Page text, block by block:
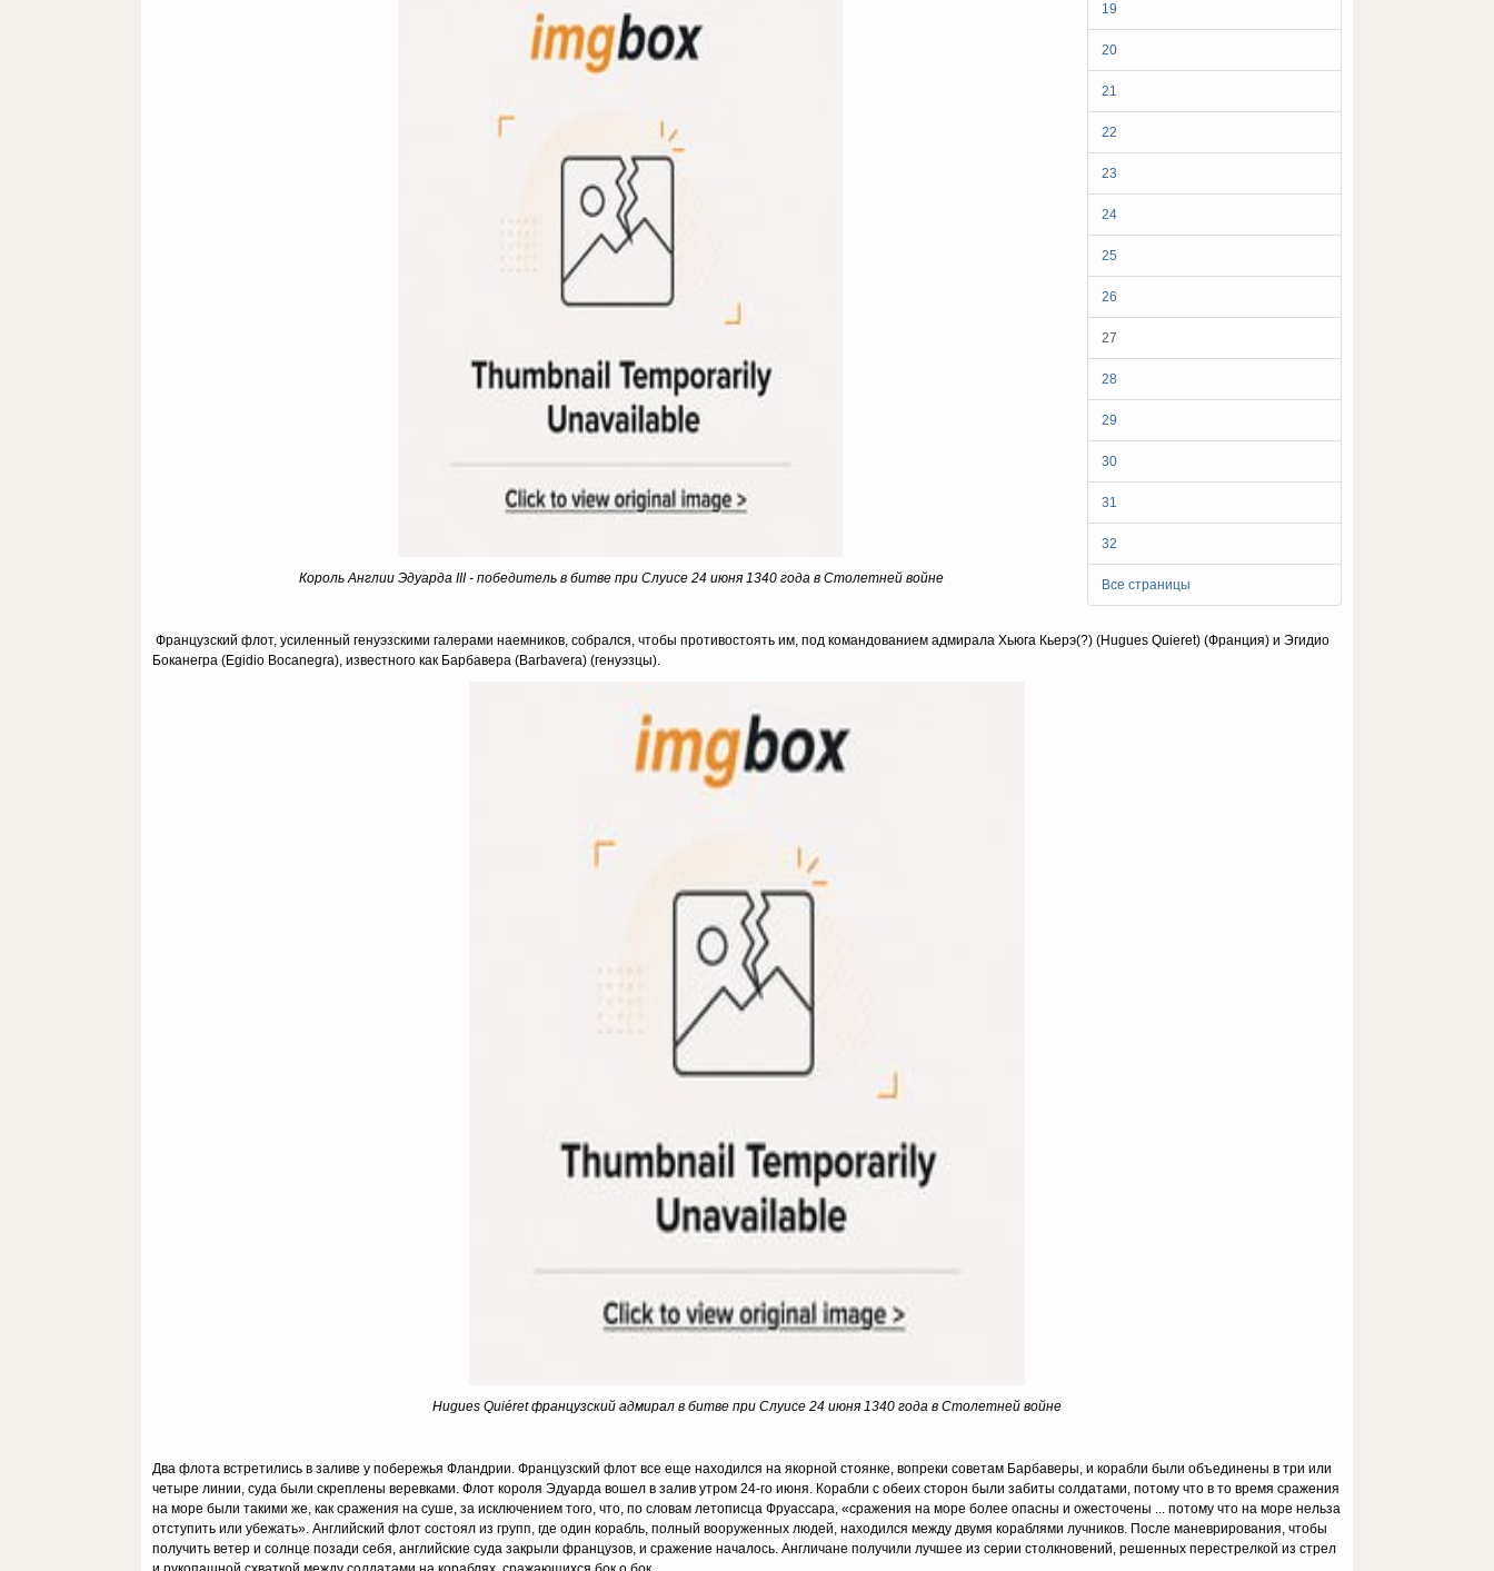
19
20
21
22
23
24
25
26
27
28
29
30
31
32
Все страницы
Король Англии Эдуарда III - победитель в битве при Слуисе 24 июня 1340 года в Столетней войне
Французский флот, усиленный генуэзскими галерами наемников, собрался, чтобы противостоять им, под командованием адмирала Хьюга Кьерэ(?) (Hugues Quieret) (Франция) и Эгидио
Боканегра (Egidio Bocanegra), известного как Барбавера (Barbavera) (генуэзцы).
Hugues Quiéret французский адмирал в битве при Слуисе 24 июня 1340 года в Столетней войне
Два флота встретились в заливе у побережья Фландрии. Французский флот все еще находился на якорной стоянке, вопреки советам Барбаверы, и корабли были объединены в три или
четыре линии, суда были скреплены веревками. Флот короля Эдуарда вошел в залив утром 24-го июня. Корабли с обеих сторон были забиты солдатами, потому что в то время сражения
на море были такими же, как сражения на суше, за исключением того, что, по словам летописца Фруассара, «сражения на море более опасны и ожесточены ... потому что на море нельза
отступить или убежать». Английский флот состоял из групп, где один корабль, полный вооруженных людей, находился между двумя кораблями лучников. После маневрирования, чтобы
получить ветер и солнце позади себя, английские суда закрыли французов, и сражение началось. Англичане получили лучшее из серии столкновений, решенных перестрелкой из стрел